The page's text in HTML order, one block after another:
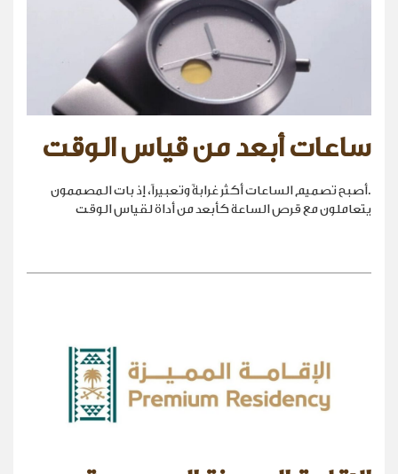
ساعات أبعد من قياس الوقت
.أصبح تصميم الساعات أكثر غرابةً وتعبيراً، إذ بات المصممون
يتعاملون مع قرص الساعة كأبعد من أداة لقياس الوقت